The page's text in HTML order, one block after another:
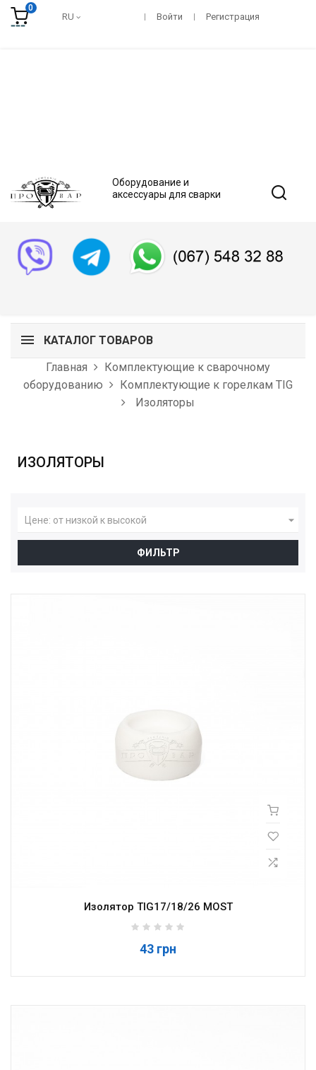
0
RU Войти Регистрация
Оборудование и
аксессуары для сварки
КАТАЛОГ ТОВАРОВ
Главная
Комплектующие к сварочному
оборудованию
Комплектующие к горелкам TIG
Изоляторы
ИЗОЛЯТОРЫ
Цене: от низкой к высокой 
ФИЛЬТР
Изолятор TIG17/18/26 MOST
43 грн